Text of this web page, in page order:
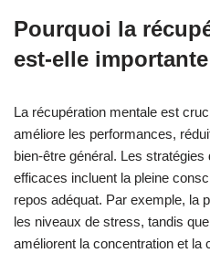
Pourquoi la
est-elle
La récupération mentale est
améliore les performances,
bien-être général. Les
efficaces incluent la pleine
repos adéquat. Par exemple, la
les niveaux de stress, tandis
améliorent la concentration et la